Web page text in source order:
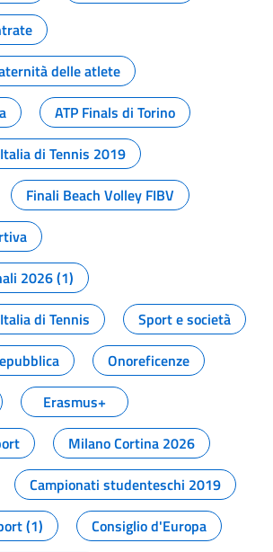
delle atlete
ATP Finals di Torino
di Tennis 2019
Finali Beach Volley FIBV
2026 (1)
di Tennis
Sport e società
Onoreficenze
Erasmus+
Milano Cortina 2026
Campionati studenteschi 2019
(1)
Consiglio d'Europa